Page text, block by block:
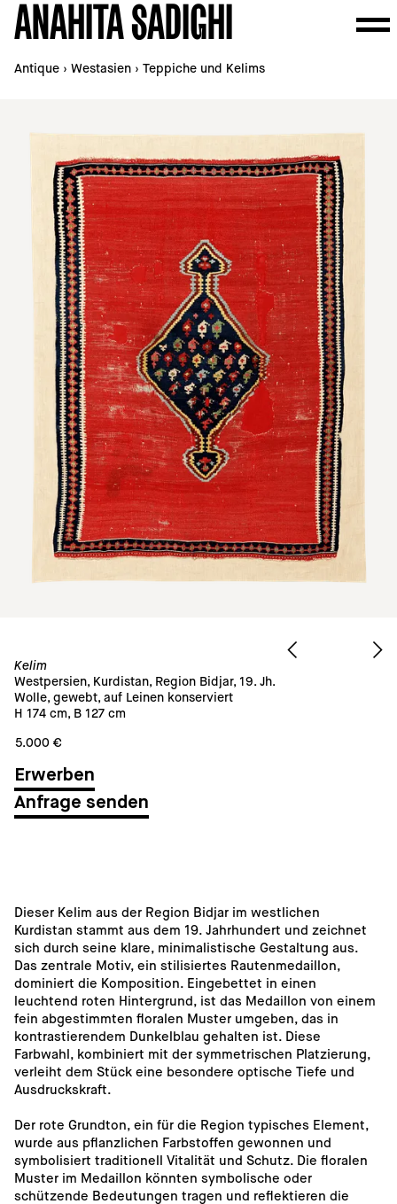
ANAHITA SADIGHI
Antique › Westasien › Teppiche und Kelims
Kelim
Westpersien, Kurdistan, Region Bidjar, 19. Jh.
Wolle, gewebt, auf Leinen konserviert
H 174 cm, B 127 cm
5.000 €
Anfrage senden
Dieser Kelim aus der Region Bidjar im westlichen
Kurdistan stammt aus dem 19. Jahrhundert und zeichnet
sich durch seine klare, minimalistische Gestaltung aus.
Das zentrale Motiv, ein stilisiertes Rautenmedaillon,
dominiert die Komposition. Eingebettet in einen
leuchtend roten Hintergrund, ist das Medaillon von einem
fein abgestimmten floralen Muster umgeben, das in
kontrastierendem Dunkelblau gehalten ist. Diese
Farbwahl, kombiniert mit der symmetrischen Platzierung,
verleiht dem Stück eine besondere optische Tiefe und
Ausdruckskraft.
Der rote Grundton, ein für die Region typisches Element,
wurde aus pflanzlichen Farbstoffen gewonnen und
symbolisiert traditionell Vitalität und Schutz. Die floralen
Muster im Medaillon könnten symbolische oder
schützende Bedeutungen tragen und reflektieren die